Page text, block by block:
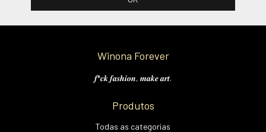
Winona Forever
𝒇*𝒄𝒌 𝒇𝒂𝒔𝒉𝒊𝒐𝒏, 𝒎𝒂𝒌𝒆 𝒂𝒓𝒕.
Produtos
Todas as categorias